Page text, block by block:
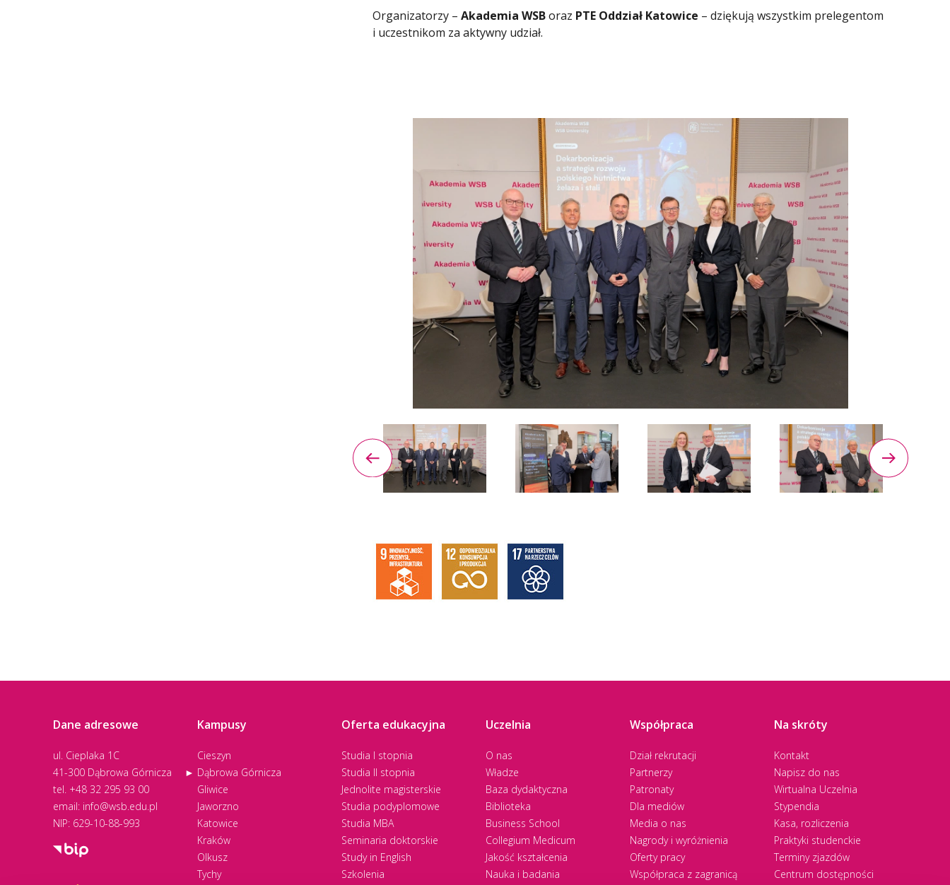
Organizatorzy – Akademia WSBoraz PTE Oddział Katowice – dziękują wszystkim prelegentom
i uczestnikom za aktywny udział.
Dane adresowe
ul. Cieplaka 1C
41-300 Dąbrowa Górnicza
tel. +48 32 295 93 00
email: info@wsb.edu.pl
NIP: 629-10-88-993
Kampusy
Cieszyn
Dąbrowa Górnicza
Gliwice
Jaworzno
Katowice
Kraków
Olkusz
Tychy
Oferta edukacyjna
Studia I stopnia
Studia II stopnia
Jednolite magisterskie
Studia podyplomowe
Studia MBA
Seminaria doktorskie
Study in English
Szkolenia
Uczelnia
O nas
Władze
Baza dydaktyczna
Biblioteka
Business School
Collegium Medicum
Jakość kształcenia
Nauka i badania
Współpraca
Dział rekrutacji
Partnerzy
Patronaty
Dla mediów
Media o nas
Nagrody i wyróżnienia
Oferty pracy
Współpraca z zagranicą
Na skróty
Kontakt
Napisz do nas
Wirtualna Uczelnia
Stypendia
Kasa, rozliczenia
Praktyki studenckie
Terminy zjazdów
Centrum dostępności